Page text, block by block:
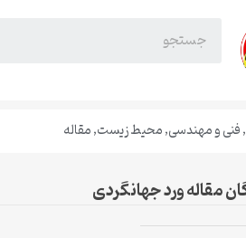
,فنی و مهندسی,محیط زیست,مقاله
مقاله ورد جهانگردی